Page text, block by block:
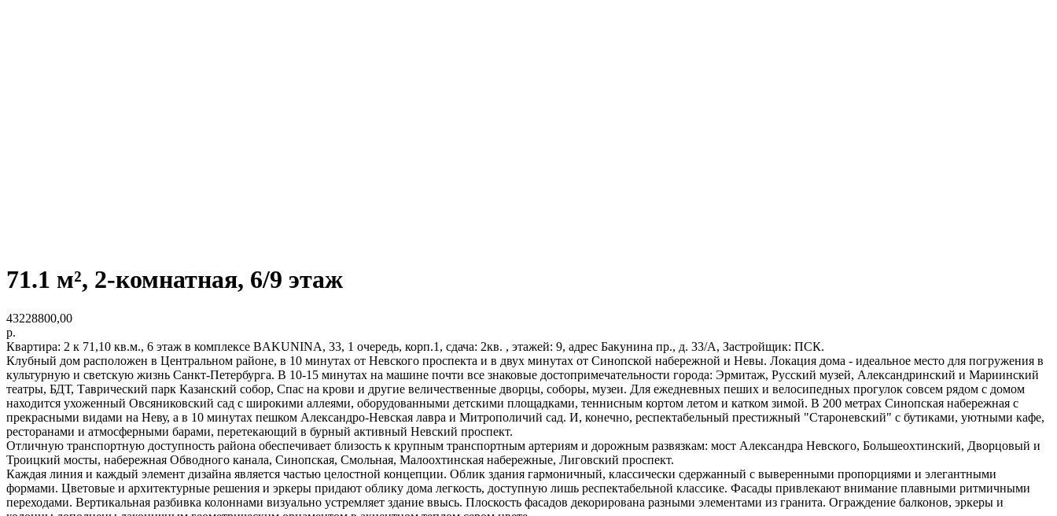
71.1 м², 2-комнатная, 6/9 этаж
43228800,00
р.
Квартира: 2 к 71,10 кв.м., 6 этаж в комплексе BAKUNINA, 33, 1 очередь, корп.1, сдача: 2кв. , этажей: 9, адрес Бакунина пр., д. 33/А, Застройщик: ПСК.
Клубный дом расположен в Центральном районе, в 10 минутах от Невского проспекта и в двух минутах от Синопской набережной и Невы. Локация дома - идеальное место для погружения в
культурную и светскую жизнь Санкт-Петербурга. В 10-15 минутах на машине почти все знаковые достопримечательности города: Эрмитаж, Русский музей, Александринский и Мариинский
театры, БДТ, Таврический парк Казанский собор, Спас на крови и другие величественные дворцы, соборы, музеи. Для ежедневных пеших и велосипедных прогулок совсем рядом с домом
находится ухоженный Овсяниковский сад с широкими аллеями, оборудованными детскими площадками, теннисным кортом летом и катком зимой. В 200 метрах Синопская набережная с
прекрасными видами на Неву, а в 10 минутах пешком Александро-Невская лавра и Митрополичий сад. И, конечно, респектабельный престижный "Староневский" с бутиками, уютными кафе,
ресторанами и атмосферными барами, перетекающий в бурный активный Невский проспект.
Отличную транспортную доступность района обеспечивает близость к крупным транспортным артериям и дорожным развязкам: мост Александра Невского, Большеохтинский, Дворцовый и
Троицкий мосты, набережная Обводного канала, Синопская, Смольная, Малоохтинская набережные, Лиговский проспект.
Каждая линия и каждый элемент дизайна является частью целостной концепции. Облик здания гармоничный, классически сдержанный с выверенными пропорциями и элегантными
формами. Цветовые и архитектурные решения и эркеры придают облику дома легкость, доступную лишь респектабельной классике. Фасады привлекают внимание плавными ритмичными
переходами. Вертикальная разбивка колоннами визуально устремляет здание ввысь. Плоскость фасадов декорирована разными элементами из гранита. Ограждение балконов, эркеры и